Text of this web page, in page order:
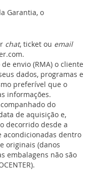
Garantia, o
chat, ticket ou email
envio (RMA) o cliente
dados, programas e
preferível que o
informações.
do
de aquisição e,
decorrido desde a
acondicionadas dentro
originais (danos
embalagens não são